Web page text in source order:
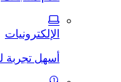
الإلكترونيات
أسهل تجربة